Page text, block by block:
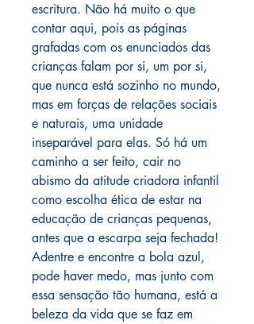
escritura. Não há muito o que
contar aqui, pois as páginas
grafadas com os enunciados das
crianças falam por si, um por si,
que nunca está sozinho no mundo,
mas em forças de relações sociais
e naturais, uma unidade
inseparável para elas. Só há um
caminho a ser feito, cair no
abismo da atitude criadora infantil
como escolha ética de estar na
educação de crianças pequenas,
antes que a escarpa seja fechada!
Adentre e encontre a bola azul,
pode haver medo, mas junto com
essa sensação tão humana, está a
beleza da vida que se faz em